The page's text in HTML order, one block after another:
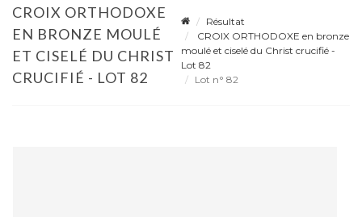
CROIX ORTHODOXE
EN BRONZE MOULÉ
ET CISELÉ DU CHRIST
CRUCIFIÉ - LOT 82
Résultat
CROIX ORTHODOXE en bronze
moulé et ciselé du Christ crucifié -
Lot 82
Lot n° 82